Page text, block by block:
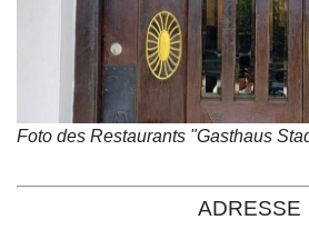
Foto des Restaurants "Gasthaus
ADRESSE